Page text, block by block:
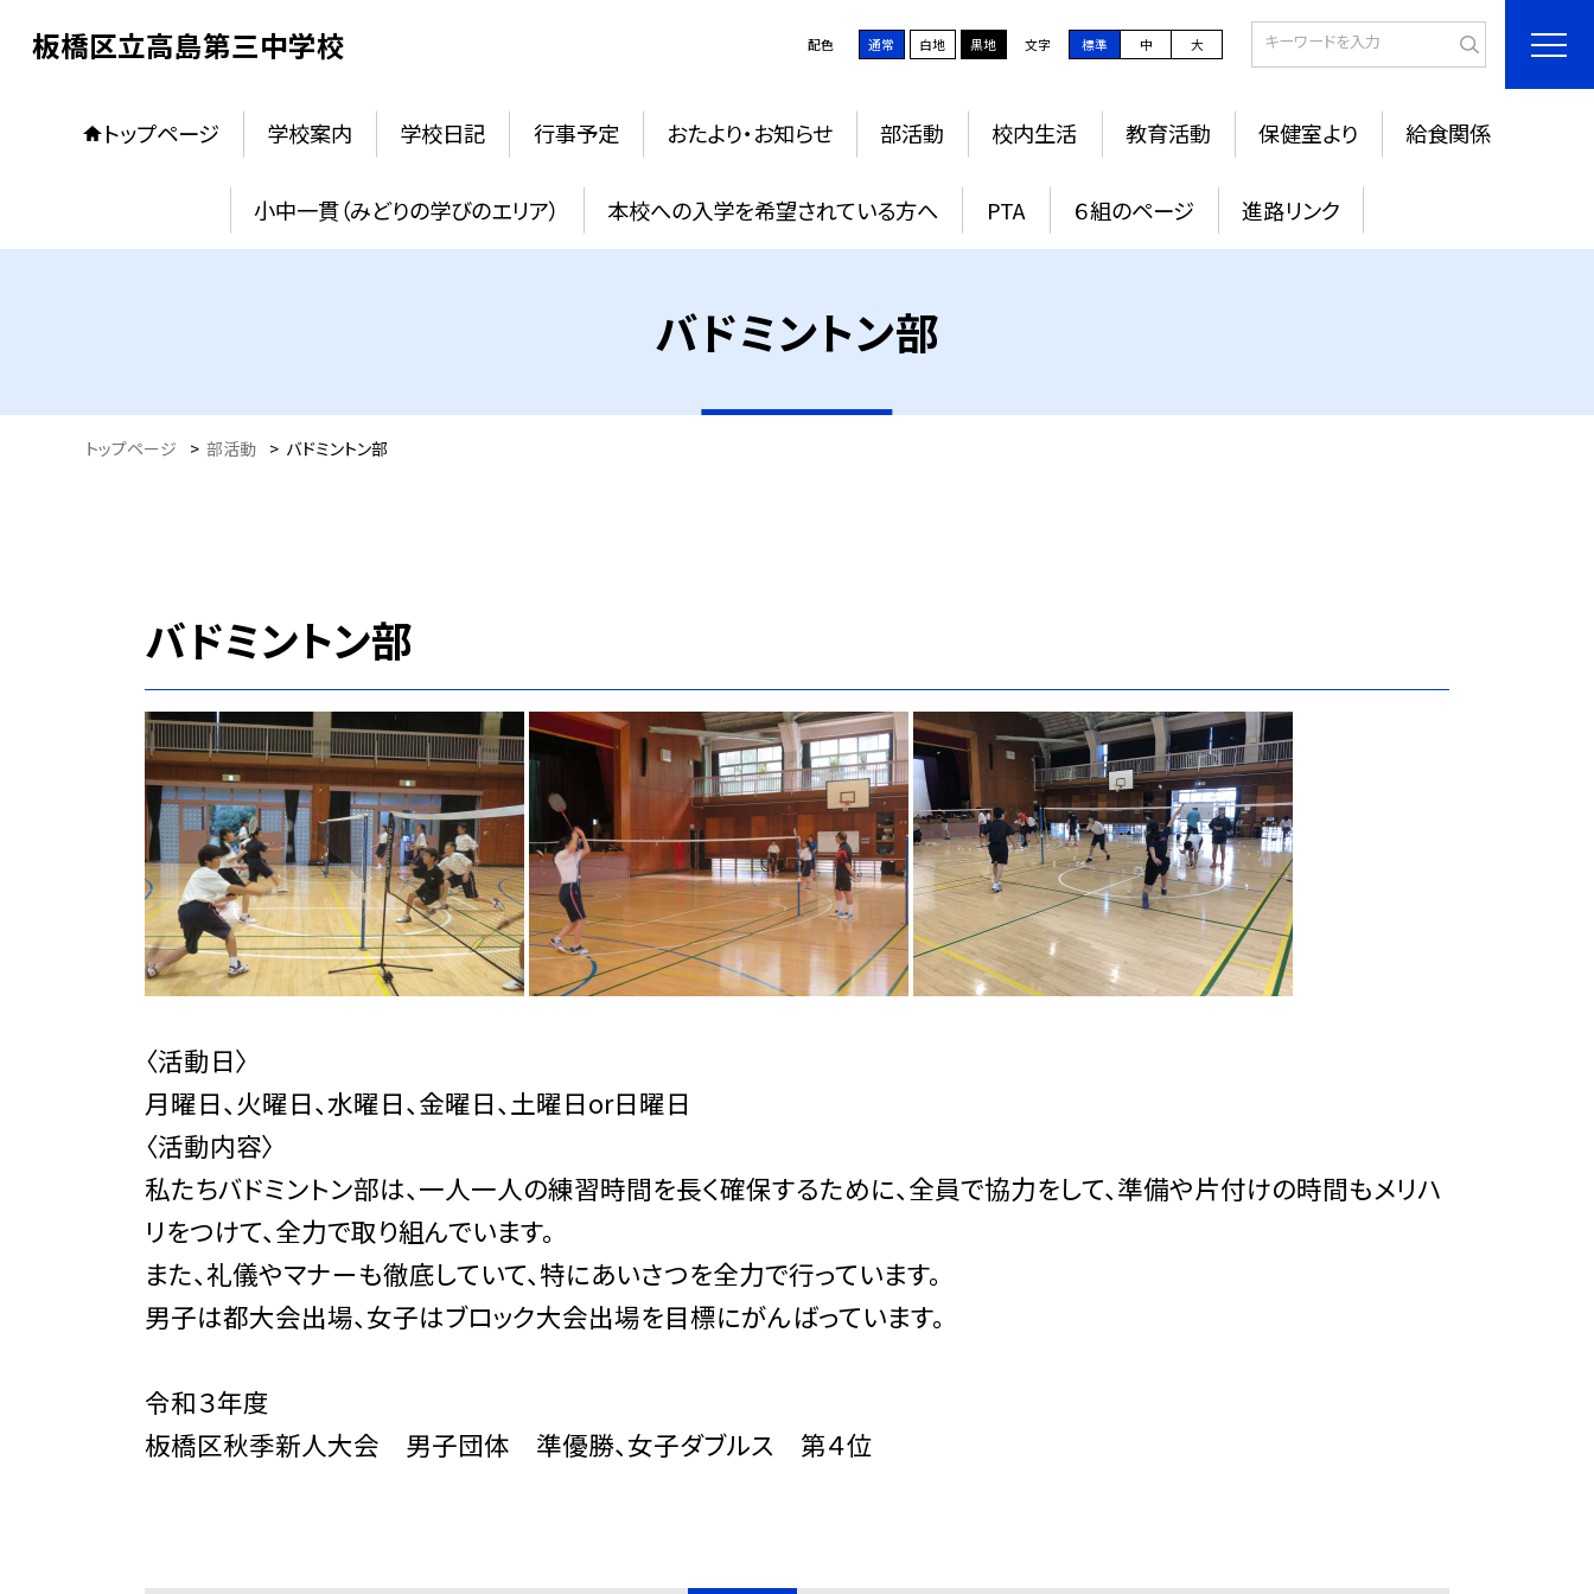
板橋区立高島第三中学校 配色 通常 白地 黒地 文字 標準 中 大
トップページ 学校案内 学校日記 行事予定 おたより・お知らせ 部活動 校内生活 教育活動 保健室より 給食関係
小中一貫（みどりの学びのエリア） 本校への入学を希望されている方へ PTA ６組のページ 進路リンク
バドミントン部
トップページ > 部活動 > バドミントン部
バドミントン部
〈活動日〉
月曜日、火曜日、水曜日、金曜日、土曜日or日曜日
〈活動内容〉
私たちバドミントン部は、一人一人の練習時間を長く確保するために、全員で協力をして、準備や片付けの時間もメリハ
リをつけて、全力で取り組んでいます。
また、礼儀やマナーも徹底していて、特にあいさつを全力で行っています。
男子は都大会出場、女子はブロック大会出場を目標にがんばっています。
令和３年度
板橋区秋季新人大会 男子団体 準優勝、女子ダブルス 第４位